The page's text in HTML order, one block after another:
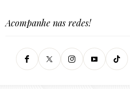
Acompanhe nas redes!